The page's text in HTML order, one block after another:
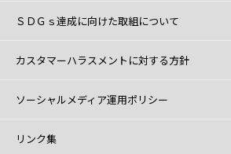
ＳＤＧｓ達成に向けた取組について
カスタマーハラスメントに対する方針
ソーシャルメディア運用ポリシー
リンク集